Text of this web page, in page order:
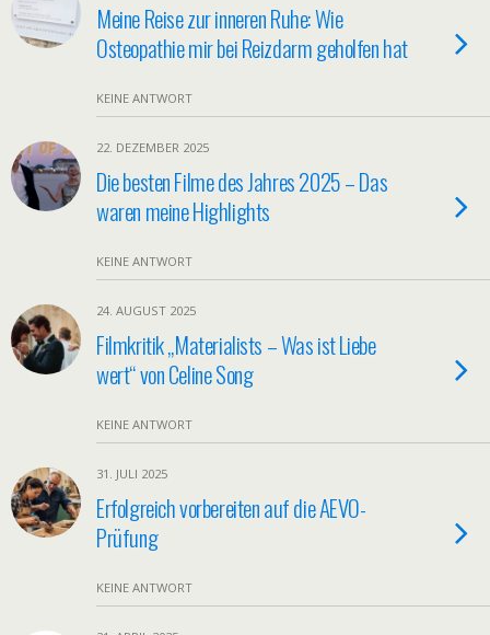
Meine Reise zur inneren Ruhe: Wie
Osteopathie mir bei Reizdarm geholfen hat
KEINE ANTWORT
22. DEZEMBER 2025
Die besten Filme des Jahres 2025 – Das
waren meine Highlights
KEINE ANTWORT
24. AUGUST 2025
Filmkritik „Materialists – Was ist Liebe
wert“ von Celine Song
KEINE ANTWORT
31. JULI 2025
Erfolgreich vorbereiten auf die AEVO-
Prüfung
KEINE ANTWORT